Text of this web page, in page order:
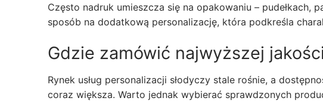
Często nadruk umieszcza się na opakowaniu –
sposób na dodatkową personalizację, która podkreśla
Gdzie zamówić najwyższej
Rynek usług personalizacji słodyczy stale rośnie, a
coraz większa. Warto jednak wybierać sprawdzonych